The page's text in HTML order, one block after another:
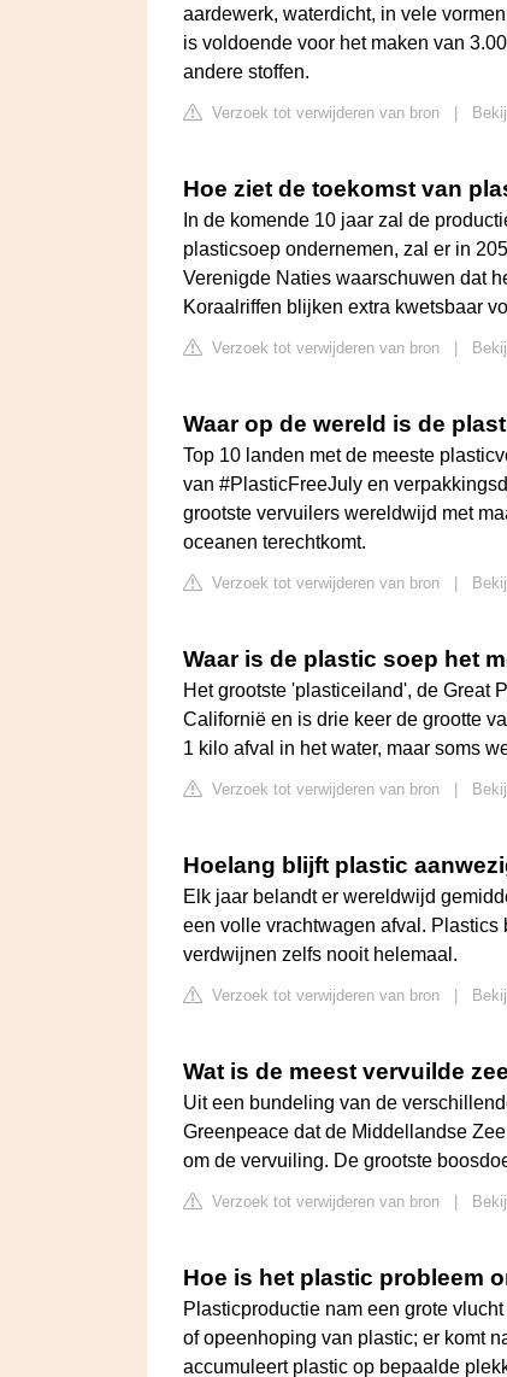
aardewerk, waterdicht, in vele
is voldoende voor het maken van
andere stoffen.
Verzoek tot verwijderen van bron
Hoe ziet de toekomst van
In de komende 10 jaar zal de
plasticsoep ondernemen, zal er in
Verenigde Naties waarschuwen dat
Koraalriffen blijken extra kwetsbaar
Verzoek tot verwijderen van bron
Waar op de wereld is de
Top 10 landen met de meeste
van #PlasticFreeJuly en
grootste vervuilers wereldwijd met
oceanen terechtkomt.
Verzoek tot verwijderen van bron
Waar is de plastic soep het
Het grootste 'plasticeiland', de Great
Californië en is drie keer de grootte
1 kilo afval in het water, maar soms
Verzoek tot verwijderen van bron
Hoelang blijft plastic
Elk jaar belandt er wereldwijd
een volle vrachtwagen afval.
verdwijnen zelfs nooit helemaal.
Verzoek tot verwijderen van bron
Wat is de meest vervuilde
Uit een bundeling van de
Greenpeace dat de Middellandse
om de vervuiling. De grootste
Verzoek tot verwijderen van bron
Hoe is het plastic probleem
Plasticproductie nam een grote
of opeenhoping van plastic; er komt
accumuleert plastic op bepaalde